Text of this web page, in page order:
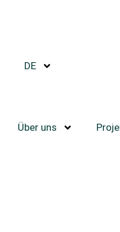
DE
Über uns